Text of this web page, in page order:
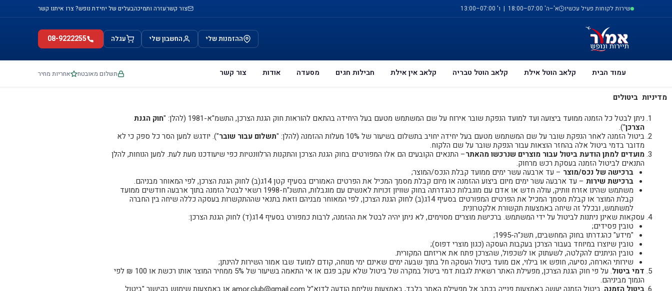
שירות לקוחות פעיל עכשיו א'–ה' 07:00–18:00 | ו' 07:00–13:00 צור קשרעזרה ותמיכהבעלים של יחידת נופש? צרו איתנו קשר
ההזמנות שלי החשבון שלי עגלה 08-9222255
עמוד הבית קלאב הוטל אילת קלאב הוטל טבריה קלאב אין אילת חבילות חגים מסעדה אודות צור קשר תשלום מאובטח אחריות מחיר
מדיניות ביטולים
ניתן לבטל כל הזמנה ממועד ביצועה ועד למועד הנפקת שובר אירוח על שם המשתמש מטעם בעל היחידה בהתאם להוראות חוק הגנת הצרכן, התשמ"א-1981 (להלן: "
חוק הגנת
הצרכן").
ביטול הזמנה לאחר הנפקת שובר על שם המשתמש מטעם בעל יחידה יחויב בתשלום בשיעור של 10% מעלות ההזמנה (להלן: "
תשלום עבור שובר"). יודגש למען הסר כל ספק כי לא
מדובר בדמי ביטול אלה בהחזר הוצאות עבור הנפקת שובר על שם הלקוח.
מועדים למתן הודעת ביטול עבור מוצרים שנרכשו מהאתר– התנאים הקובעים הם אלו המפורטים בחוק הגנת הצרכן והתקנות הרלוונטיות כפי שיעודכנו מעת לעת. למען הנוחות, להלן
התנאים לביטול הזמנה בעסקת רכש מרחוק.
ברכישה של נכס/מוצר – עד ארבעה עשר ימים ממועד קבלת הנכס/המוצר;
ברכישת שירות – עד ארבעה עשר ימים מיום ביצוע ההזמנה או מיום קבלת מסמך המכיל את הפרטים האמורים בסעיף קטן 14ג(ב) לחוק הגנת הצרכן, לפי המאוחר מבניהם.
משתמש שהינו אזרח וותיק, עולה חדש או אדם עם מוגבלות כהגדרתה בחוק שוויון זכויות לאנשים עם מוגבלות, התשנ"ח-1998 רשאי לבטל הזמנה בתוך ארבעה חודשים ממועד
קבלת המוצר או קבלת מסמך המכיל את הפרטים המפורטים בסעיף 14ג(ב) לחוק הגנת הצרכן, לפי המאוחר מבניהם וזאת בתנאי שההתקשרות בעסקה כללה שיחה בין החברה
למשתמש, ובכלל זה שיחה באמצעות תקשורת אלקטרונית.
עסקאות שאינן ניתנות לביטול על ידי המשתמש. ברכישת מוצרים מסוימים, לא ניתן יהיה לבטל את ההזמנה, לרבות כמפורט בסעיף 14ג(ד) לחוק הגנת הצרכן:
טובין פסידים;
"מידע" כהגדרתו בחוק המחשבים, תשנ"ה-1995;
טובין שיוצרו במיוחד בעבור הצרכן בעקבות העסקה (כגון מוצרי דפוס);
טובין הניתנים להקלטה, לשעתוק או לשכפול, שהצרכן פתח את אריזתם המקורית.
שירותי הארחה, נסיעה, חופש או בילוי, אם מועד ביטול העסקה חל בתוך שבעה ימים שאינם ימי מנוחה, קודם למועד שבו אמור השירות להינתן;
דמיביטול
. על פי חוק הגנת הצרכן, מפעילת האתר רשאית לגבות דמי ביטול במקרה של ביטול שלא עקב פגם או אי התאמה בשיעור של 5% ממחיר המוצר אותו רכשת או 100 ₪ לפי
הנמוך מביניהם.